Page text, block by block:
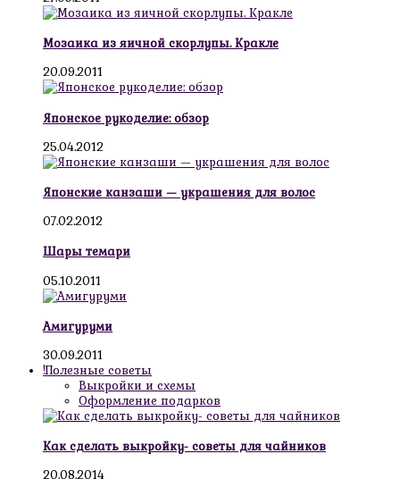
Мозаика из яичной скорлупы. Кракле
20.09.2011
Японское рукоделие: обзор
25.04.2012
Японские канзаши — украшения для волос
07.02.2012
Шары темари
05.10.2011
Амигуруми
30.09.2011
!Полезные советы
Выкройки и схемы
Оформление подарков
Как сделать выкройку- советы для чайников
20.08.2014